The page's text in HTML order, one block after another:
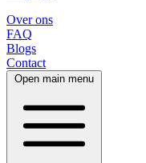
Over ons
FAQ
Blogs
Contact
Open main menu